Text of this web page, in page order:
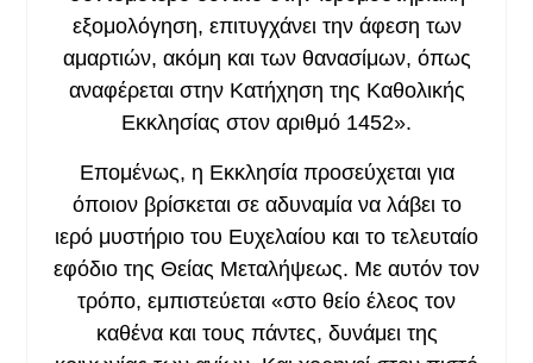
εξομολόγηση, επιτυγχάνει την άφεση των
αμαρτιών, ακόμη και των θανασίμων, όπως
αναφέρεται στην Κατήχηση της Καθολικής
Εκκλησίας στον αριθμό 1452».
Επομένως, η Εκκλησία προσεύχεται για
όποιον βρίσκεται σε αδυναμία να λάβει το
ιερό μυστήριο του Ευχελαίου και το τελευταίο
εφόδιο της Θείας Μεταλήψεως. Με αυτόν τον
τρόπο, εμπιστεύεται «στο θείο έλεος τον
καθένα και τους πάντες, δυνάμει της